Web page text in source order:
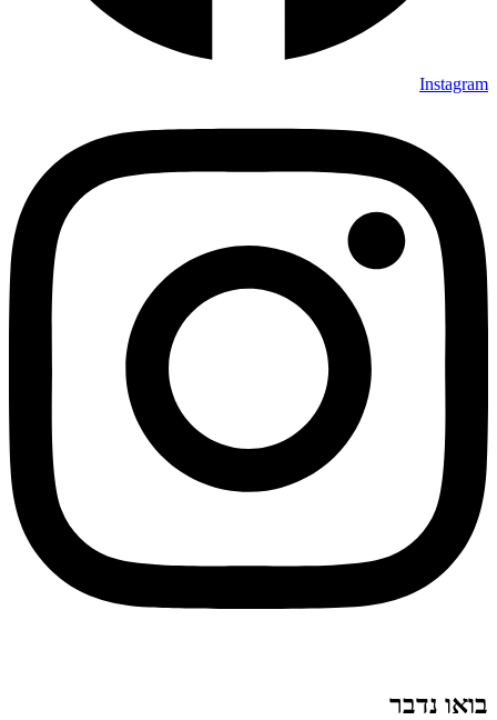
Instagram
בואו נדבר